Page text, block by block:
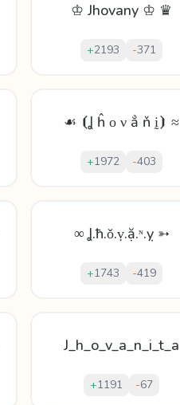
♔ Jhovany ♔ ♛
+2193 -371
☙ ⦗Ʝ ĥ ο ν ẳ ň ḭ⦘ ≈
+1972 -403
∞ Ʝ.ħ.ǒ.ṿ.ặ.ᶰ.ỵ ➳
+1743 -419
J_h_o_v_a_n_i_t_a
+1191 -67